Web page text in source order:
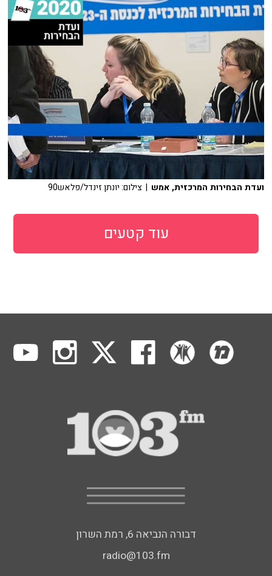
ועדת הבחירות המרכזית, אמש | צילום: יונתן זינדל/פלאש90
עוד קטעים
דבורה הנביאה 6, רמת השרון
radio@103.fm